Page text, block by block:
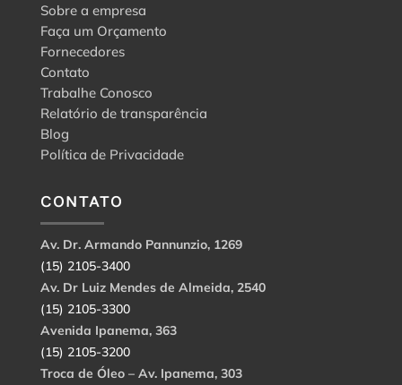
Sobre a empresa
Faça um Orçamento
Fornecedores
Contato
Trabalhe Conosco
Relatório de transparência
Blog
Política de Privacidade
CONTATO
Av. Dr. Armando Pannunzio, 1269
(15) 2105-3400
Av. Dr Luiz Mendes de Almeida, 2540
(15) 2105-3300
Avenida Ipanema, 363
(15) 2105-3200
Troca de Óleo – Av. Ipanema, 303